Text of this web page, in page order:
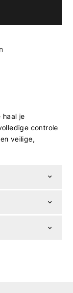
haal je
controle
veilige,